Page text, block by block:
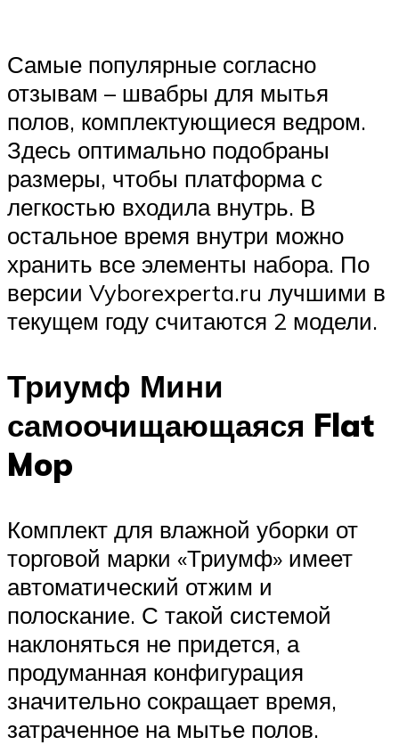
Самые популярные согласно
отзывам – швабры для мытья
полов, комплектующиеся ведром.
Здесь оптимально подобраны
размеры, чтобы платформа с
легкостью входила внутрь. В
остальное время внутри можно
хранить все элементы набора. По
версии Vyborexperta.ru лучшими в
текущем году считаются 2 модели.
Триумф Мини
самоочищающаяся Flat
Mop
Комплект для влажной уборки от
торговой марки «Триумф» имеет
автоматический отжим и
полоскание. С такой системой
наклоняться не придется, а
продуманная конфигурация
значительно сокращает время,
затраченное на мытье полов.